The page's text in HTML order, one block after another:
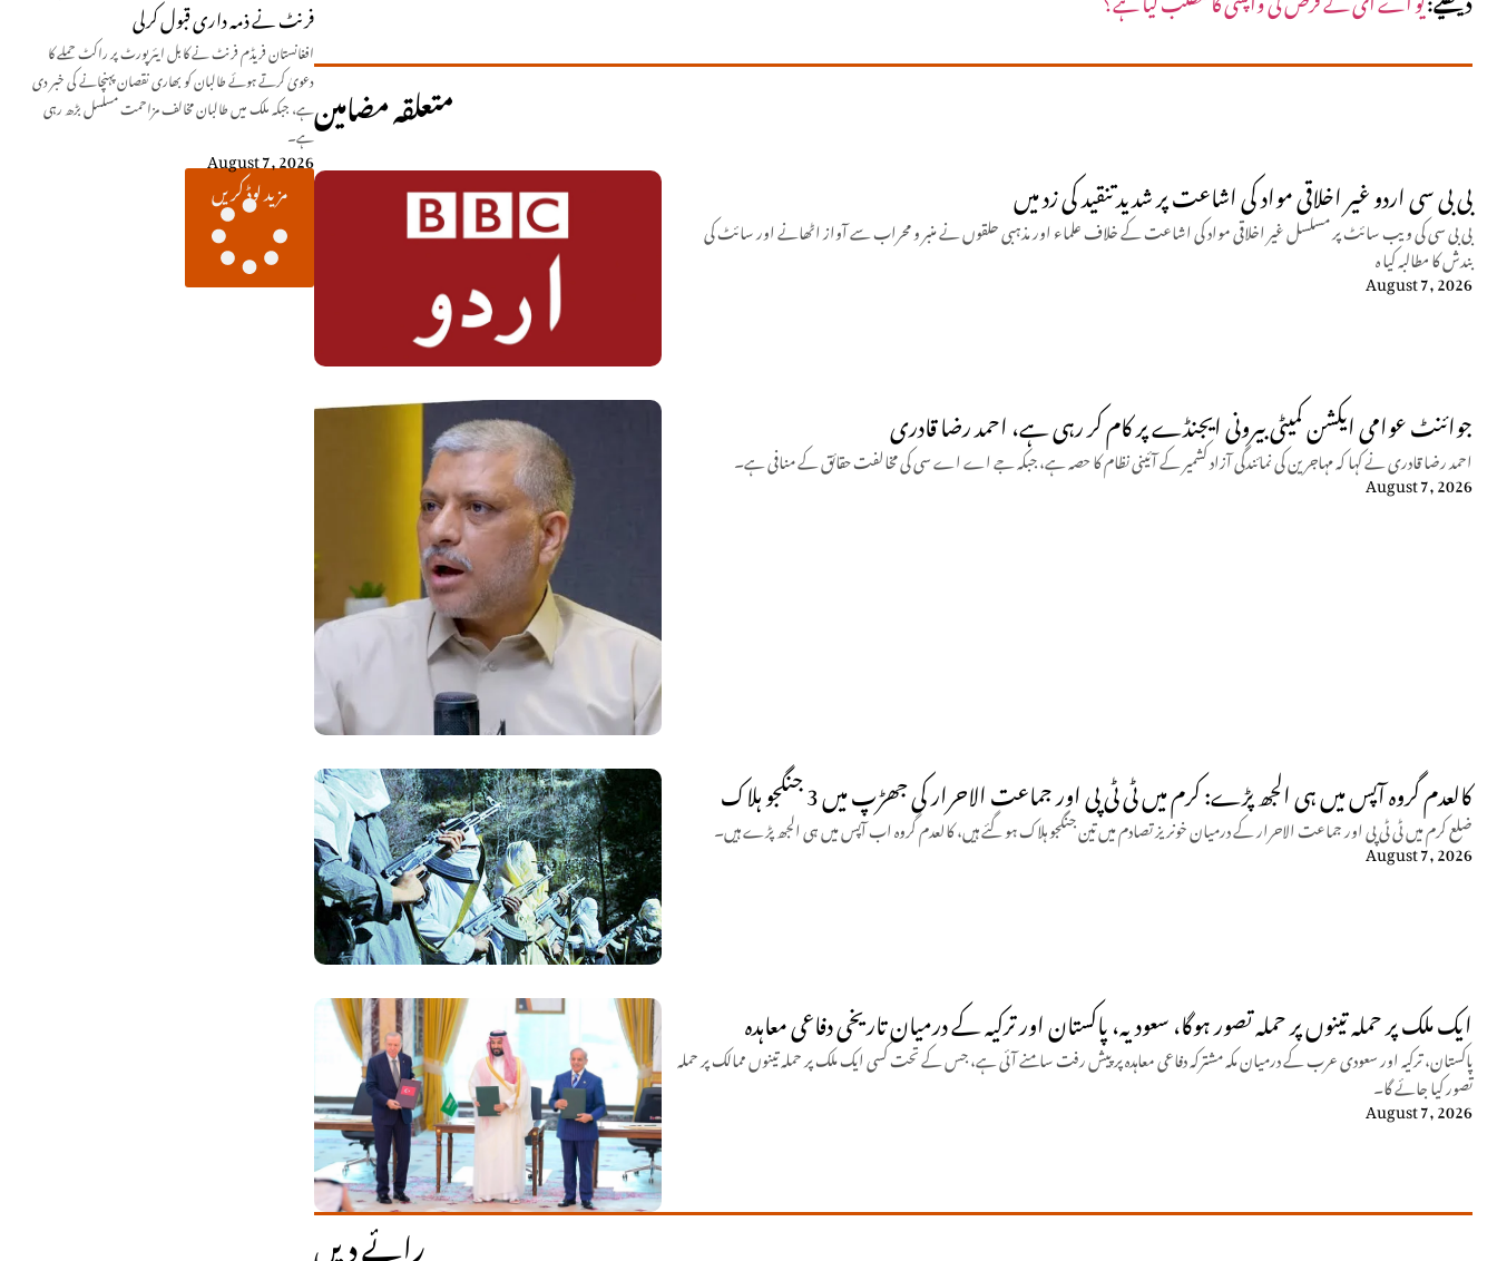
فرنٹ نے ذمہ داری قبول کرلی
افغانستان فریڈم فرنٹ نے کابل ایئرپورٹ پر راکٹ حملے کا
دعویٰ کرتے ہوئے طالبان کو بھاری نقصان پہنچانے کی خبر دی
ہے، جبکہ ملک میں طالبان مخالف مزاحمت مسلسل بڑھ رہی
ہے۔
August 7, 2026
مزید لوڈ کریں
متعلقہ مضامین
بی بی سی اردو غیر اخلاقی مواد کی اشاعت پر شدید تنقید کی زد میں
بی بی سی کی ویب سائٹ پر مسلسل غیر اخلاقی مواد کی اشاعت کے خلاف علماء اور مذہبی حلقوں نے منبر و محراب سے آواز اٹھانے اور سائٹ کی
بندش کا مطالبہ کیا ہ
August 7, 2026
جوائنٹ عوامی ایکشن کمیٹی بیرونی ایجنڈے پر کام کر رہی ہے، احمد رضا قادری
احمد رضا قادری نے کہا کہ مہاجرین کی نمائندگی آزاد کشمیر کے آئینی نظام کا حصہ ہے، جبکہ جے اے اے سی کی مخالفت حقائق کے منافی ہے۔
August 7, 2026
کالعدم گروہ آپس میں ہی الجھ پڑے: کرم میں ٹی ٹی پی اور جماعت الاحرار کی جھڑپ میں 3 جنگجو ہلاک
ضلع کرم میں ٹی ٹی پی اور جماعت الاحرار کے درمیان خونریز تصادم میں تین جنگجو ہلاک ہو گئے ہیں، کالعدم گروہ اب آپس میں ہی الجھ پڑے ہیں۔
August 7, 2026
ایک ملک پر حملہ تینوں پر حملہ تصور ہوگا، سعودیہ، پاکستان اور ترکیہ کے درمیان تاریخی دفاعی معاہدہ
پاکستان، ترکیہ اور سعودی عرب کے درمیان مکہ مشترکہ دفاعی معاہدہ پر پیش رفت سامنے آئی ہے، جس کے تحت کسی ایک ملک پر حملہ تینوں ممالک پر حملہ
تصور کیا جائے گا۔
August 7, 2026
رائے دیں